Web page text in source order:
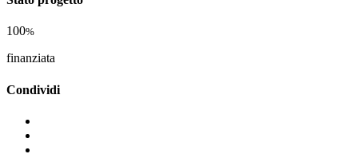
100%
finanziata
Condividi